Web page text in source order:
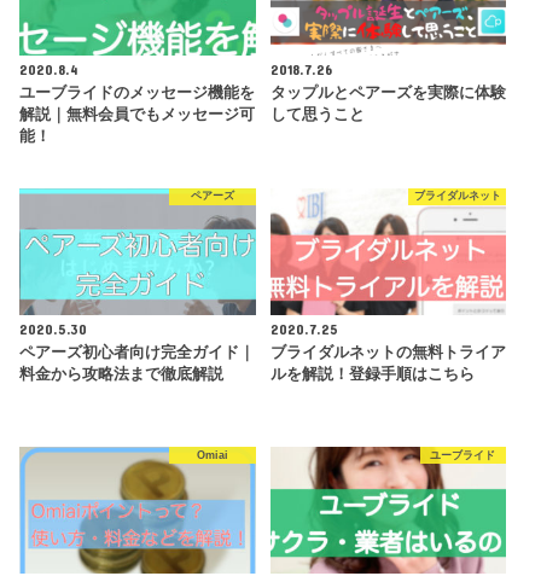
男性：月額3,400円
女性：無料
公式
ゼクシィの運営するマッチン
グアプリ。結婚への真剣度は
高め。
★★★☆☆ 公式
真剣に婚活をしている人が多
したいならおすすめ！
マリッシュは婚活だけでな
く、バツイチの再婚活なども
応援している珍しいアプリ。
年齢層はかなり高め。自分の
ニーズと合わなかったのでこ
ちらも評価が低いがニーズに
合うようならおすすめ！
★★★☆☆ 公式
組みは面白いが、今回紹介し
たアプリのなかでは婚活の真
剣度は多分一番低い。
★★★☆☆ 公式
2020.8.4
ユーブライドのメッセージ機能を
解説｜無料会員でもメッセージ可
能！
2018.7.26
タップルとペアーズを実際に体験
して思うこと
ペアーズ
2020.5.30
ペアーズ初心者向け完全ガイド｜
料金から攻略法まで徹底解説
ブライダルネット
2020.7.25
ブライダルネットの無料トライア
ルを解説！登録手順はこちら
Omiai ユーブライド